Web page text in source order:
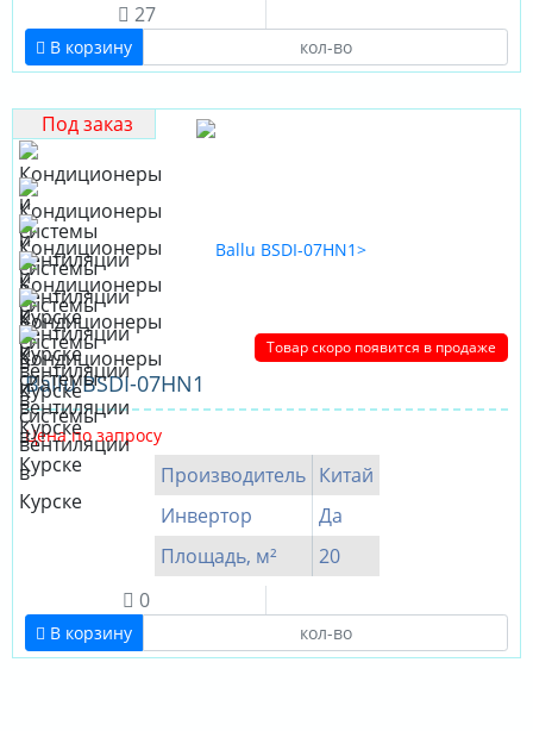
27
В корзину
Под заказ
Товар скоро появится в продаже
Ballu BSDI-07HN1
Цена по запросу
Производитель Китай
Инвертор
Да
Площадь, м²
20
0
В корзину